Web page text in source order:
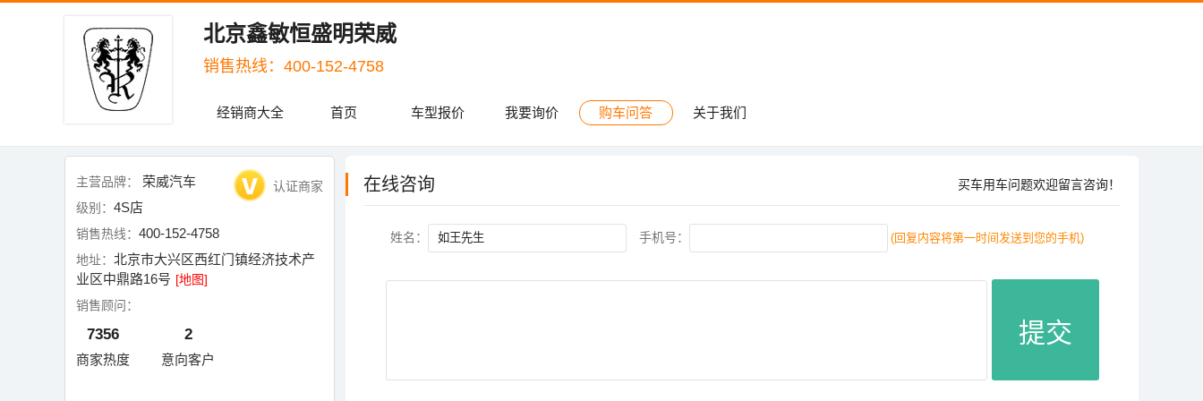
北京鑫敏恒盛明荣威
销售热线：400-152-4758
经销商大全 首页 车型报价 我要询价 购车问答 关于我们
认证商家
主营品牌： 荣威汽车
级别： 4S店
销售热线： 400-152-4758
地址： 北京市大兴区西红门镇经济技术产
业区中鼎路16号 [地图]
销售顾问：
7356
商家热度
2
意向客户
在线咨询 买车用车问题欢迎留言咨询！
姓名： 手机号： (回复内容将第一时间发送到您的手机)
提交